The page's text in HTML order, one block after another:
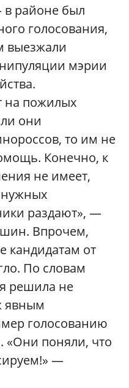
районе был
голосования,
выезжали
мэрии
на пожилых
они
то им не
Конечно, к
не имеет,
нужных
раздают», —
Впрочем,
кандидатам от
По словам
решила не
явным
голосованию
«Они поняли, что
—